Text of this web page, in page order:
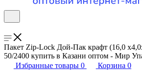
Пакет Zip-Lock Дой-Пак крафт (16,0
50/2400 купить в Казани оптом - Мир
Избранные товары 0 Корзина 0